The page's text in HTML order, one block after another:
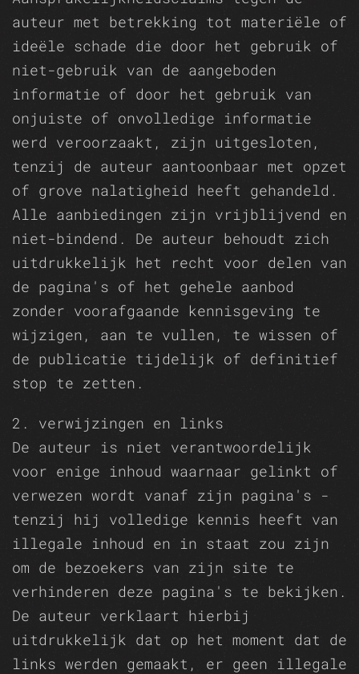
auteur met betrekking tot materiële of
ideële schade die door het gebruik of
niet-gebruik van de aangeboden
informatie of door het gebruik van
onjuiste of onvolledige informatie
werd veroorzaakt, zijn uitgesloten,
tenzij de auteur aantoonbaar met opzet
of grove nalatigheid heeft gehandeld.
Alle aanbiedingen zijn vrijblijvend en
niet-bindend. De auteur behoudt zich
uitdrukkelijk het recht voor delen van
de pagina's of het gehele aanbod
zonder voorafgaande kennisgeving te
wijzigen, aan te vullen, te wissen of
de publicatie tijdelijk of definitief
stop te zetten.
2. verwijzingen en links
De auteur is niet verantwoordelijk
voor enige inhoud waarnaar gelinkt of
verwezen wordt vanaf zijn pagina's -
tenzij hij volledige kennis heeft van
illegale inhoud en in staat zou zijn
om de bezoekers van zijn site te
verhinderen deze pagina's te bekijken.
De auteur verklaart hierbij
uitdrukkelijk dat op het moment dat de
links werden gemaakt, er geen illegale